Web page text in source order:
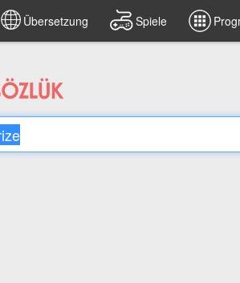
Übersetzung Spiele